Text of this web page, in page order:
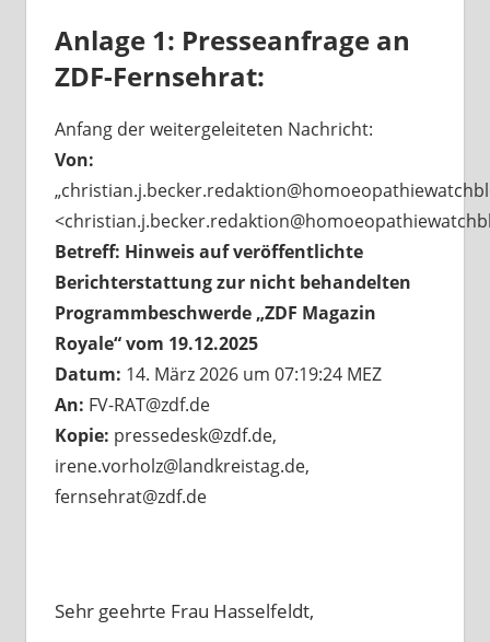
Anlage 1: Presseanfrage an
ZDF-Fernsehrat:
Anfang der weitergeleiteten Nachricht:
Von:
Betreff: Hinweis auf veröffentlichte
Berichterstattung zur nicht behandelten
Programmbeschwerde „ZDF Magazin
Royale“ vom 19.12.2025
Datum: 14. März 2026 um 07:19:24 MEZ
An: FV-RAT@zdf.de
Kopie: pressedesk@zdf.de,
irene.vorholz@landkreistag.de,
fernsehrat@zdf.de
Sehr geehrte Frau Hasselfeldt,